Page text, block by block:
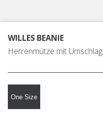
WILLES BEANIE
Herrenmütze mit Umschlag
One Size